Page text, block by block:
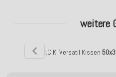
weitere
H.O.C.K. Versatil Kissen